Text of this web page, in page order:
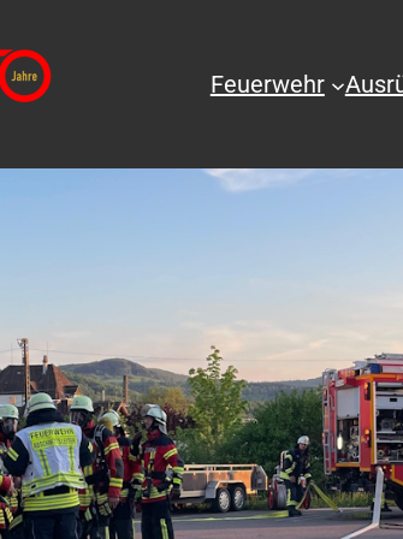
Feuerwehr